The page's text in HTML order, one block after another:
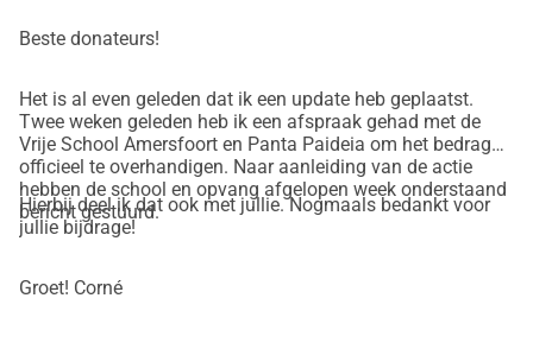
ist, dass vieles unwiderruflich beschädigt ist. Alles, was
verschwunden. Für unsere Kinder ist der Verlust ebenso
groß: ihre Zeichnungen, Arbeiten und Erinnerungen, die
möglicherweise unwiderruflich beschädigt sind.
Was jetzt nötig ist:
Es ist wichtig, so schnell wie möglich einen sicheren Ort zu
Beste donateurs!
Het is al even geleden dat ik een update heb geplaatst.
Twee weken geleden heb ik een afspraak gehad met de
Vrije School Amersfoort en Panta Paideia om het bedrag
officieel te overhandigen. Naar aanleiding van de actie
hebben de school en opvang afgelopen week onderstaand
bericht gestuurd.
Hierbij deel ik dat ook met jullie. Nogmaals bedankt voor
jullie bijdrage!
Groet! Corné